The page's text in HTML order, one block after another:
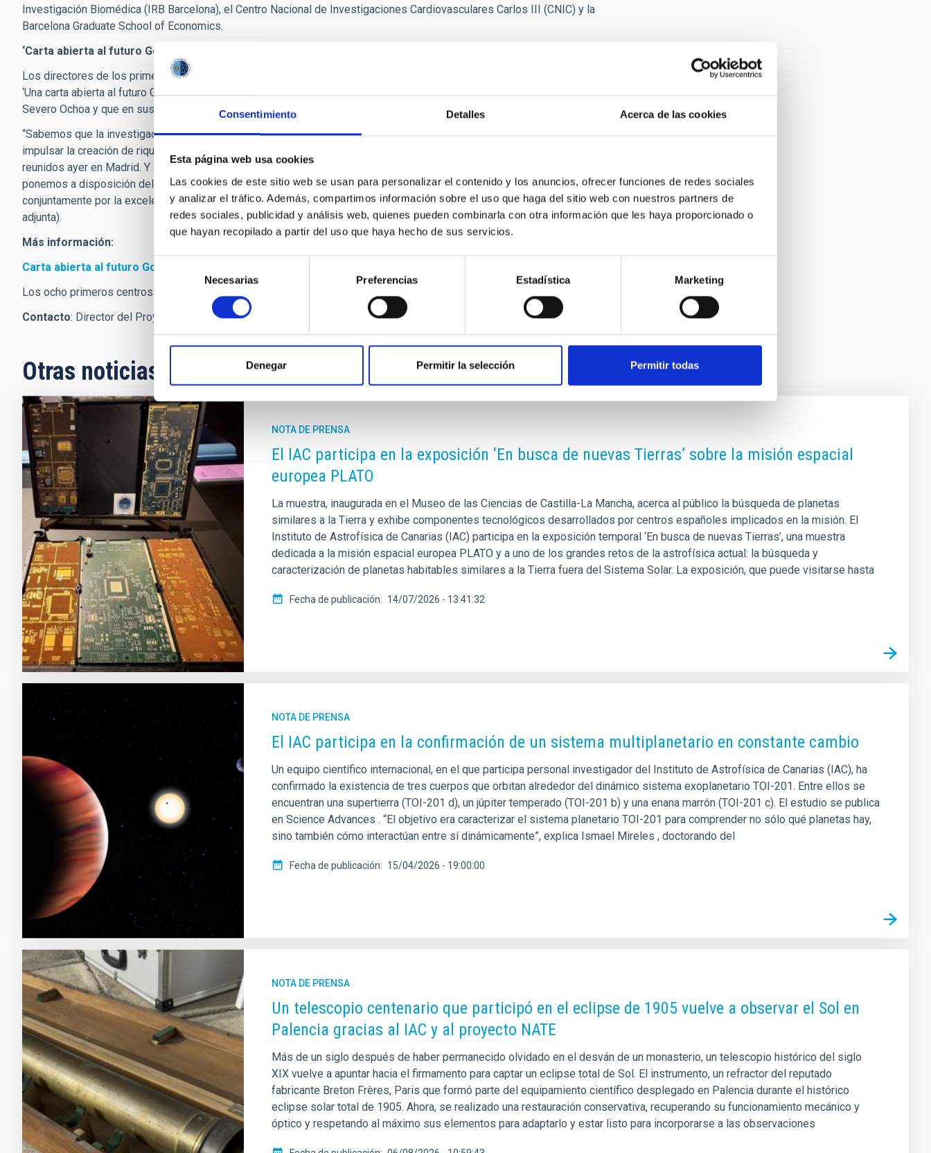
Consentimiento Detalles Acerca de las cookies
Esta página web usa cookies
Las cookies de este sitio web se usan para personalizar el contenido y los anuncios, ofrecer funciones de redes sociales
y analizar el tráfico. Además, compartimos información sobre el uso que haga del sitio web con nuestros partners de
redes sociales, publicidad y análisis web, quienes pueden combinarla con otra información que les haya proporcionado o
que hayan recopilado a partir del uso que haya hecho de sus servicios.
Selección
consentimiento
Necesarias Preferencias Estadística Marketing
Denegar Permitir la selección Permitir todas
Investigación Biomédica (IRB Barcelona), el Centro Nacional de Investigaciones Cardiovasculares Carlos III (CNIC) y la
Barcelona Graduate School of Economics.
‘Carta abierta al futuro Gobierno de España’
Los directores de los primeros ocho centros y unidades de investigación que han recibido esta distinción manifiestan en
‘Una carta abierta al futuro Gobierno de España’, “la importancia para la ciencia en España de que exista el programa
Severo Ochoa y que en sus próximas ediciones mantenga el rigor y ambición con que ha empezado”.
“Sabemos que la investigación de excelencia representa una de las principales inversiones de futuro, que permite
impulsar la creación de riqueza a través de la formación de científicos y la innovación tecnológica”, afirman los científicos
reunidos ayer en Madrid. Y concluyen; “En consecuencia, los centros que hemos recibido la distinción Severo Ochoa nos
ponemos a disposición del Gobierno que se va a constituir, como lo hemos estado del Gobierno vigente, para trabajar
conjuntamente por la excelencia, el liderazgo y el impacto internacional de la ciencia española” (ver carta completa
adjunta).
Más información:
Carta abierta al futuro Gobierno de España
Los ocho primeros centros de investigación “Severo Ochoa” cuentan ya con sus acreditaciones de excelencia
Contacto: Director del Proyecto Severo Ochoa, Rafael Rebolo - Tel.: 922 605 200
Otras noticias relacionadas
NOTA DE PRENSA
El IAC participa en la exposición ‘En busca de nuevas Tierras’ sobre la misión espacial
europea PLATO
La muestra, inaugurada en el Museo de las Ciencias de Castilla-La Mancha, acerca al público la búsqueda de planetas
similares a la Tierra y exhibe componentes tecnológicos desarrollados por centros españoles implicados en la misión. El
Instituto de Astrofísica de Canarias (IAC) participa en la exposición temporal ‘En busca de nuevas Tierras’, una muestra
dedicada a la misión espacial europea PLATO y a uno de los grandes retos de la astrofísica actual: la búsqueda y
caracterización de planetas habitables similares a la Tierra fuera del Sistema Solar. La exposición, que puede visitarse hasta
Fecha de publicación 14/07/2026 - 13:41:32
NOTA DE PRENSA
El IAC participa en la confirmación de un sistema multiplanetario en constante cambio
Un equipo científico internacional, en el que participa personal investigador del Instituto de Astrofísica de Canarias (IAC), ha
confirmado la existencia de tres cuerpos que orbitan alrededor del dinámico sistema exoplanetario TOI-201. Entre ellos se
encuentran una supertierra (TOI-201 d), un júpiter temperado (TOI-201 b) y una enana marrón (TOI-201 c). El estudio se publica
en Science Advances . “El objetivo era caracterizar el sistema planetario TOI-201 para comprender no sólo qué planetas hay,
sino también cómo interactúan entre sí dinámicamente”, explica Ismael Mireles , doctorando del
Fecha de publicación 15/04/2026 - 19:00:00
NOTA DE PRENSA
Un telescopio centenario que participó en el eclipse de 1905 vuelve a observar el Sol en
Palencia gracias al IAC y al proyecto NATE
Más de un siglo después de haber permanecido olvidado en el desván de un monasterio, un telescopio histórico del siglo
XIX vuelve a apuntar hacia el firmamento para captar un eclipse total de Sol. El instrumento, un refractor del reputado
fabricante Breton Frères, Paris que formó parte del equipamiento científico desplegado en Palencia durante el histórico
eclipse solar total de 1905. Ahora, se realizado una restauración conservativa, recuperando su funcionamiento mecánico y
óptico y respetando al máximo sus elementos para adaptarlo y estar listo para incorporarse a las observaciones